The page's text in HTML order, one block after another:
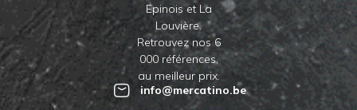
Epinois et La
Louvière.
Retrouvez nos 6
000 références,
au meilleur prix.
info@mercatino.be